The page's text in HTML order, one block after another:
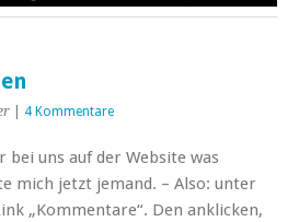
4 Kommentare
uns auf der Website was
mich jetzt jemand. – Also: unter
„Kommentare“. Den anklicken,